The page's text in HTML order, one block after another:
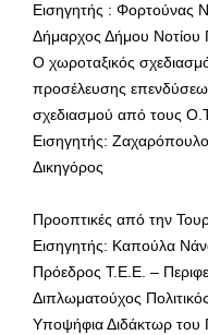
Εισηγητής : Φορτούνας
Δήμαρχος Δήμου Νοτίου
Ο χωροταξικός
προσέλευσης
σχεδιασμού από τους
Εισηγητής:
Δικηγόρος
Προοπτικές από την
Εισηγητής: Καπούλα
Πρόεδρος Τ.Ε.Ε. –
Διπλωματούχος
Υποψήφια Διδάκτωρ